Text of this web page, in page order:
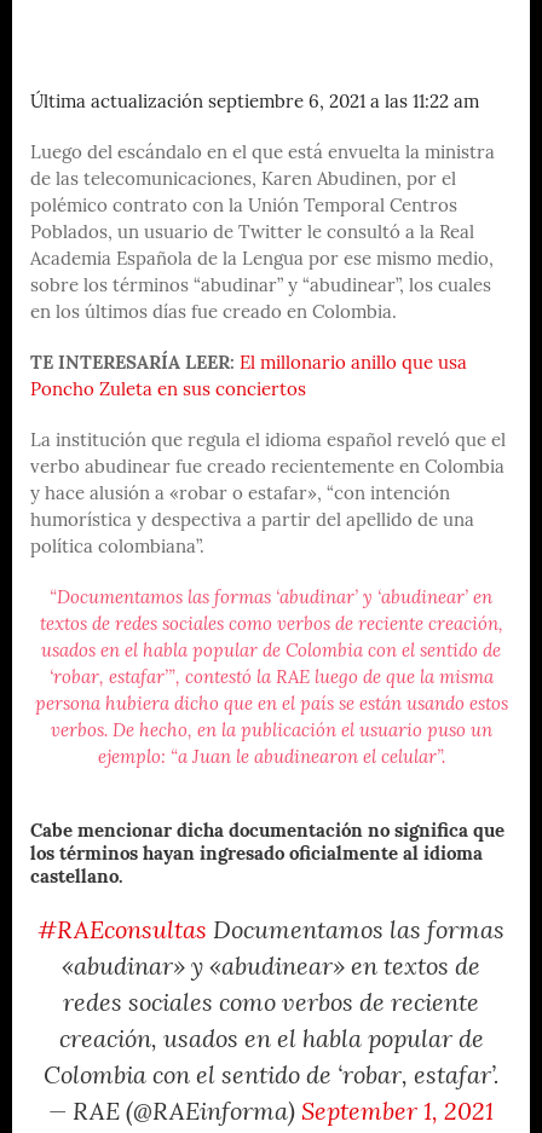
Última actualización septiembre 6, 2021 a las 11:22 am
Luego del escándalo en el que está envuelta la ministra
de las telecomunicaciones, Karen Abudinen, por el
polémico contrato con la Unión Temporal Centros
Poblados, un usuario de Twitter le consultó a la Real
Academia Española de la Lengua por ese mismo medio,
sobre los términos “abudinar” y “abudinear”, los cuales
en los últimos días fue creado en Colombia.
TE INTERESARÍA LEER: El millonario anillo que usa
Poncho Zuleta en sus conciertos
La institución que regula el idioma español reveló que el
verbo abudinear fue creado recientemente en Colombia
y hace alusión a «robar o estafar», “con intención
humorística y despectiva a partir del apellido de una
política colombiana”.
“Documentamos las formas ‘abudinar’ y ‘abudinear’ en
textos de redes sociales como verbos de reciente creación,
usados en el habla popular de Colombia con el sentido de
‘robar, estafar’”, contestó la RAE luego de que la misma
persona hubiera dicho que en el país se están usando estos
verbos. De hecho, en la publicación el usuario puso un
ejemplo: “a Juan le abudinearon el celular”.
Cabe mencionar dicha documentación no significa que
los términos hayan ingresado oficialmente al idioma
castellano.
#RAEconsultas Documentamos las formas
«abudinar» y «abudinear» en textos de
redes sociales como verbos de reciente
creación, usados en el habla popular de
Colombia con el sentido de ‘robar, estafar’.
— RAE (@RAEinforma) September 1, 2021